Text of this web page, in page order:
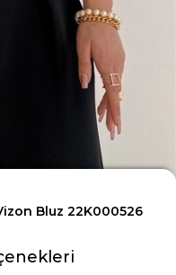
Bluz 22K000526